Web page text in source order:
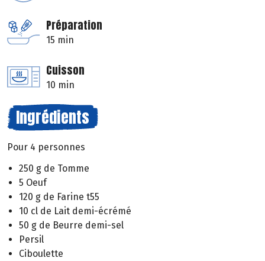
Préparation
15 min
Cuisson
10 min
Ingrédients
Pour 4 personnes
250 g de Tomme
5 Oeuf
120 g de Farine t55
10 cl de Lait demi-écrémé
50 g de Beurre demi-sel
Persil
Ciboulette